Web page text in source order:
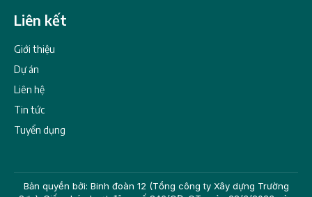
Liên kết
Giới thiệu
Dự án
Liên hệ
Tin tức
Tuyển dụng
Bản quyền bởi: Binh đoàn 12 (Tổng công ty Xây dựng Trường